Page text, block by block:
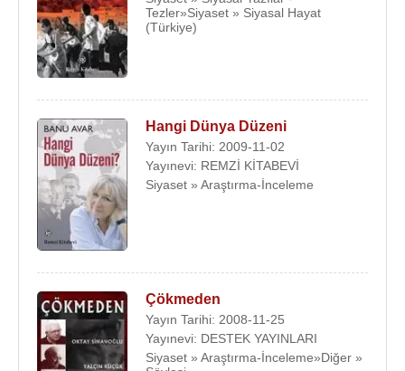
Tezler»Siyaset » Siyasal Hayat
(Türkiye)
Hangi Dünya Düzeni
Yayın Tarihi: 2009-11-02
Yayınevi: REMZİ KİTABEVİ
Siyaset » Araştırma-İnceleme
Çökmeden
Yayın Tarihi: 2008-11-25
Yayınevi: DESTEK YAYINLARI
Siyaset » Araştırma-İnceleme»Diğer »